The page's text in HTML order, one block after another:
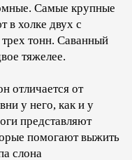
Самые крупные
в холке двух с
тонн. Саванный
тяжелее.
отличается от
у него, как и у
представляют
помогают выжить
слона